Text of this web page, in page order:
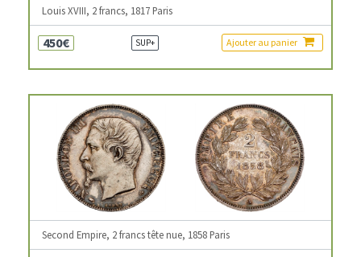
Louis XVIII, 2 francs, 1817 Paris
450€ SUP+ Ajouter au panier
Second Empire, 2 francs tête nue, 1858 Paris